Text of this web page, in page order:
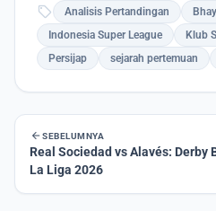
sell Analisis Pertandingan
Indonesia Super League
Klub
Persijap
sejarah pertemuan
arrow_back SEBELUMNYA
Real Sociedad vs Alavés: Derby
La Liga 2026